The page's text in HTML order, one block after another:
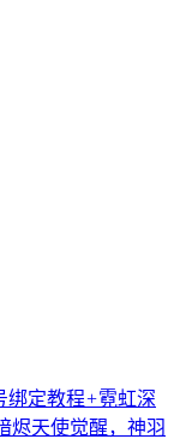
绑定教程+霓虹深
烬天使觉醒，神羽